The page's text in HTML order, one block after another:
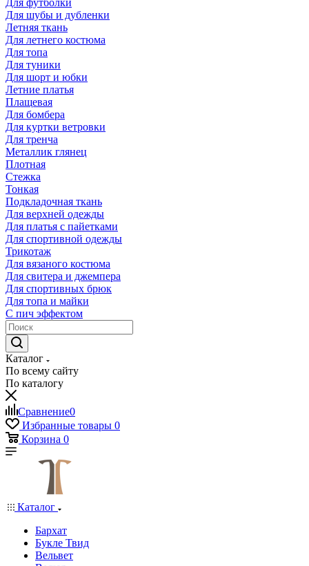
Для футболки
Для шубы и дубленки
Летняя ткань
Для летнего костюма
Для топа
Для туники
Для шорт и юбки
Летние платья
Плащевая
Для бомбера
Для куртки ветровки
Для тренча
Металлик глянец
Плотная
Стежка
Тонкая
Подкладочная ткань
Для верхней одежды
Для платья с пайетками
Для спортивной одежды
Трикотаж
Для вязаного костюма
Для свитера и джемпера
Для спортивных брюк
Для топа и майки
С пич эффектом
Каталог
По всему сайту
По каталогу
Сравнение0
Избранные товары 0
Корзина 0
Каталог
Бархат
Букле Твид
Вельвет